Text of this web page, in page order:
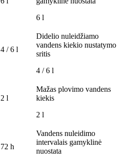
6 l
4 / 6 l
Didelio nuleidžiamo
vandens kiekio nustatymo
sritis
4 / 6 l
2 l
Mažas plovimo vandens
kiekis
2 l
72 h
Vandens nuleidimo
intervalais gamyklinė
nuostata